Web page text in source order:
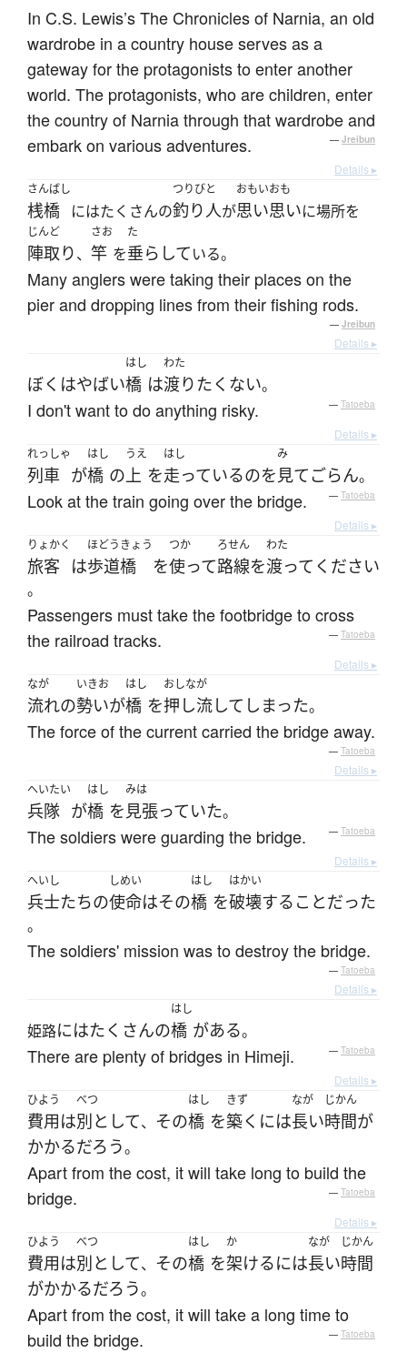
In C.S. Lewis’s The Chronicles of Narnia, an old
wardrobe in a country house serves as a
gateway for the protagonists to enter another
world. The protagonists, who are children, enter
the country of Narnia through that wardrobe and
embark on various adventures.
— Jreibun
Details ▸
さんばし
桟橋 にはたくさんの
つりびと
釣り人が
おもいおも
思い思いに場所を
じんど
陣取り、
さお
竿 を
た
垂らしている。
Many anglers were taking their places on the
pier and dropping lines from their fishing rods.
— Jreibun
Details ▸
ぼく はやばい
はし
橋 は
わた
渡りたくない。
I don't want to do anything risky. — Tatoeba
Details ▸
れっしゃ
列車 が
はし
橋 の
うえ
上 を
はし
走っているのを
み
見てごらん。
Look at the train going over the bridge. — Tatoeba
Details ▸
りょかく
旅客 は
ほどうきょう
歩道橋 を
つか
使って
ろせん
路線を
わた
渡って ください
。
Passengers must take the footbridge to cross
the railroad tracks.
— Tatoeba
Details ▸
なが
流れの
いきお
勢いが
はし
橋 を
おしなが
押し流して しまった。
The force of the current carried the bridge away.
— Tatoeba
Details ▸
へいたい
兵隊 が
はし
橋 を
みは
見張っていた。
The soldiers were guarding the bridge. — Tatoeba
Details ▸
へいし
兵士たちの
しめい
使命はその
はし
橋 を
はかい
破壊する ことだった
。
The soldiers' mission was to destroy the bridge.
— Tatoeba
Details ▸
姫路にはたくさんの
はし
橋 がある。
There are plenty of bridges in Himeji. — Tatoeba
Details ▸
ひよう
費用は
べつ
別として、 その
はし
橋 を
きず
築く には
なが
長い
じかん
時間が
かかるだろう。
Apart from the cost, it will take long to build the
bridge.
— Tatoeba
Details ▸
ひよう
費用は
べつ
別として、 その
はし
橋 を
か
架けるには
なが
長い
じかん
時間
がかかるだろう。
Apart from the cost, it will take a long time to
build the bridge.
— Tatoeba